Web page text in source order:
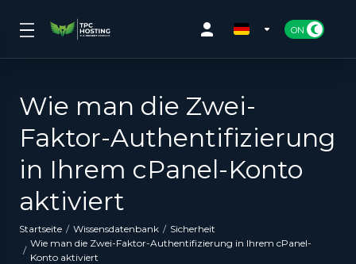
Wie man die Zwei-
Faktor-Authentifizierung
in Ihrem cPanel-Konto
aktiviert
Startseite Wissensdatenbank
Sicherheit
Wie man die Zwei-Faktor-Authentifizierung in Ihrem cPanel-
Konto aktiviert